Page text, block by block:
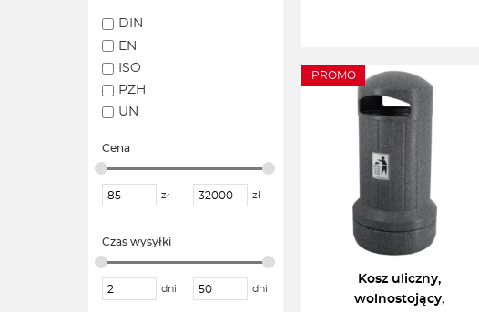
DIN
EN
ISO
PZH
UN
Cena
zł zł
Czas wysyłki
dni dni
WYBIERZ OPCJĘ
PROMO
Kosz uliczny,
wolnostojący,